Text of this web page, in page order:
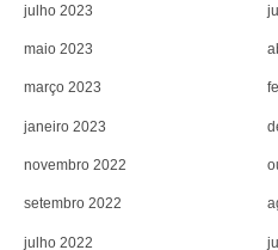
julho 2023
maio 2023
março 2023
janeiro 2023
novembro 2022
setembro 2022
julho 2022